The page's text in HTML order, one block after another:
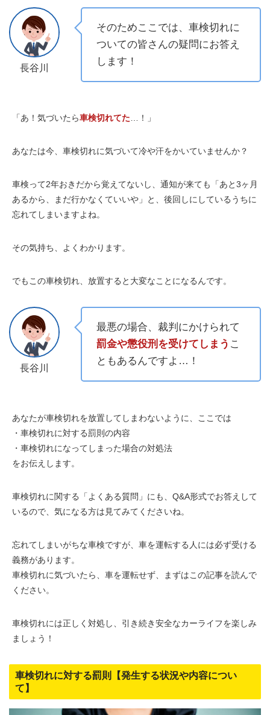
長谷川
そのためここでは、車検切れに
ついての皆さんの疑問にお答え
します！
「あ！気づいたら車検切れてた…！」
あなたは今、車検切れに気づいて冷や汗をかいていませんか？
車検って2年おきだから覚えてないし、通知が来ても「あと3ヶ月
あるから、まだ行かなくていいや」と、後回しにしているうちに
忘れてしまいますよね。
その気持ち、よくわかります。
でもこの車検切れ、放置すると大変なことになるんです。
長谷川
最悪の場合、裁判にかけられて
罰金や懲役刑を受けてしまう こ
ともあるんですよ…！
あなたが車検切れを放置してしまわないように、ここでは
・車検切れに対する罰則の内容
・車検切れになってしまった場合の対処法
をお伝えします。
車検切れに関する「よくある質問」にも、 Q&A形式でお答えして
いるので、気になる方は見てみてくださいね。
忘れてしまいがちな車検ですが、車を運転する人には必ず受ける
義務があります。
車検切れに気づいたら、車を運転せず、まずはこの記事を読んで
ください。
車検切れには正しく対処し、引き続き安全なカーライフを楽しみ
ましょう！
車検切れに対する罰則【発生する状況や内容につい
て】